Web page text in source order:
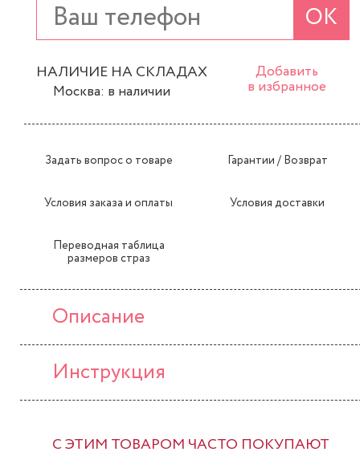
ОК
НАЛИЧИЕ НА СКЛАДАХ
Москва: в наличии
Добавить
в избранное
Задать вопрос о товаре Гарантии / Возврат
Условия заказа и оплаты Условия доставки
Переводная таблица
размеров страз
Описание
Инструкция
С ЭТИМ ТОВАРОМ ЧАСТО ПОКУПАЮТ